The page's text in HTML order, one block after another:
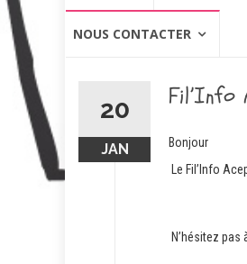
contenu
NOUS CONTACTER
20
JAN
Fil’Info
Bonjour
Le Fil’Info
N’hésitez